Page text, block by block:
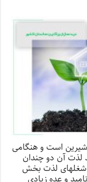
است و هنگامی
لذت آن دو چندان
شغل­های لذت بخش